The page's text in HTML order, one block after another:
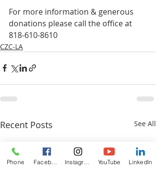
For more information & generous
donations please call the office at
818-610-8610
CZC-LA
Recent Posts See All
Phone YouTube LinkedIn